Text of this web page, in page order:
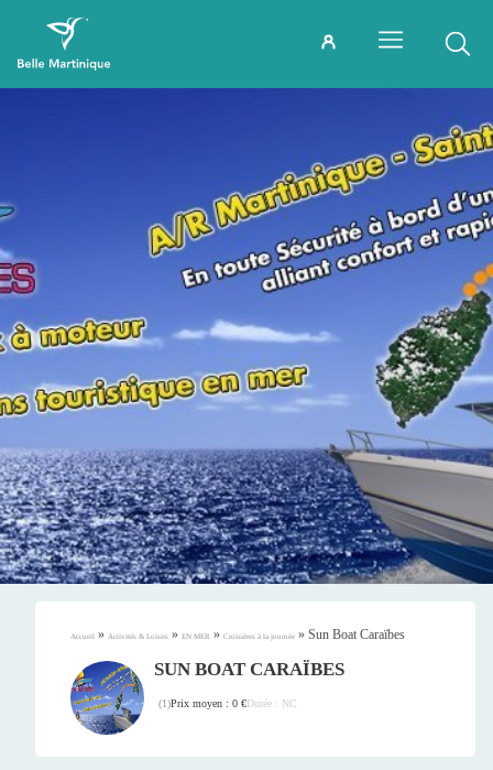
Accueil » Activités & Loisirs » EN MER » Croisières à la journée » Sun Boat Caraïbes
SUN BOAT CARAÏBES
(1)Prix moyen : 0 €Durée : NC